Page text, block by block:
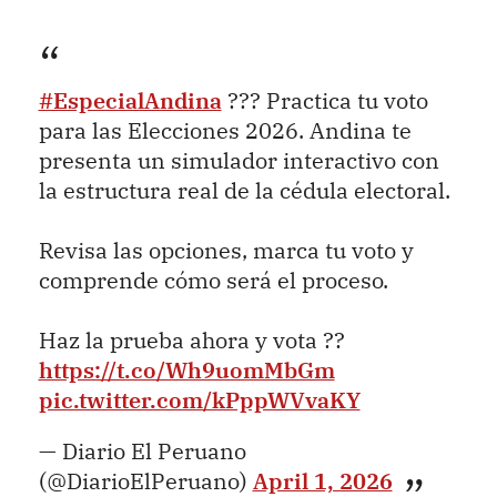
#EspecialAndina ??? Practica tu voto
para las Elecciones 2026. Andina te
presenta un simulador interactivo con
la estructura real de la cédula electoral.
Revisa las opciones, marca tu voto y
comprende cómo será el proceso.
Haz la prueba ahora y vota ??
https://t.co/Wh9uomMbGm
pic.twitter.com/kPppWVvaKY
— Diario El Peruano
(@DiarioElPeruano) April 1, 2026